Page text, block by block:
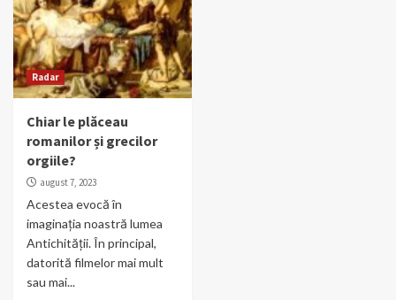
Radar
Chiar le plăceau
romanilor și grecilor
orgiile?
august 7, 2023
Acestea evocă în
imaginația noastră lumea
Antichității. În principal,
datorită filmelor mai mult
sau mai...